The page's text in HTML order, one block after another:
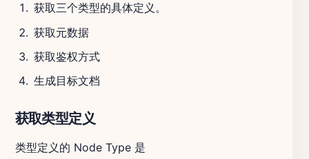
获取三个类型的具体定义。
获取元数据
获取鉴权方式
生成目标文档
获取类型定义
类型定义的 Node Type 是